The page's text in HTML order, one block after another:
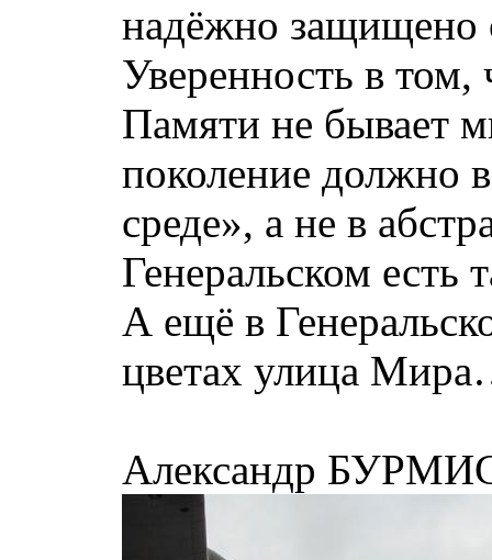
надёжно защищено
Уверенность в том,
Памяти не бывает
поколение должно
среде», а не в
Генеральском есть
А ещё в
цветах улица
Александр